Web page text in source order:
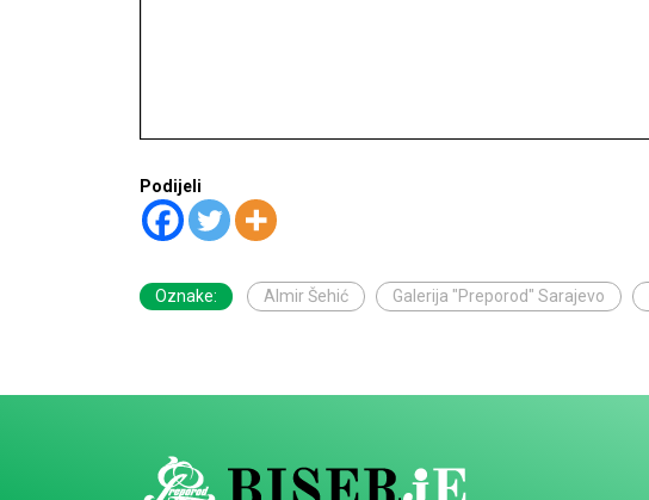
Podijeli
Oznake: Almir Šehić Galerija "Preporod" Sarajevo